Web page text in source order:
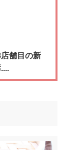
舗目の新